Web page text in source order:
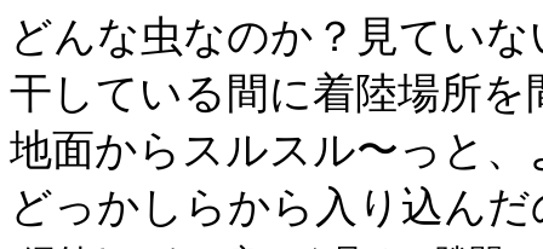
どんな虫なのか？見てい
干している間に着陸場所を
地面からスルスル〜っと
どっかしらから入り込ん